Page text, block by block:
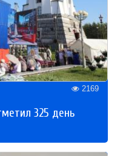
2169
325 день